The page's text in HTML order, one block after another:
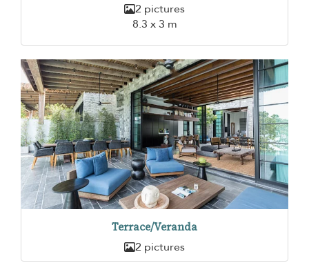
2 pictures
8.3 x 3 m
Terrace/Veranda
2 pictures